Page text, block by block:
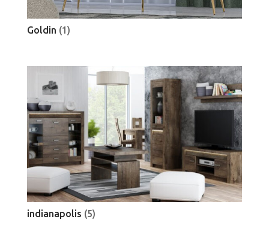
Goldin (1)
indianapolis (5)